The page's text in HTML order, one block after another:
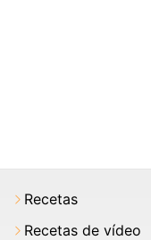
Recetas
Recetas de vídeo